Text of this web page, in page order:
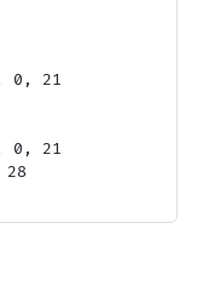
0, 21
0, 21
28